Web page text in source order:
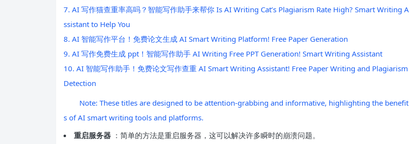
7. AI 写作猫查重率高吗？智能写作助手来帮你 Is AI Writing Cat’s Plagiarism Rate High? Smart Writing A
ssistant to Help You
8. AI 智能写作平台！免费论文生成 AI Smart Writing Platform! Free Paper Generation
9. AI 写作免费生成 ppt！智能写作助手 AI Writing Free PPT Generation! Smart Writing Assistant
10. AI 智能写作助手！免费论文写作查重 AI Smart Writing Assistant! Free Paper Writing and Plagiarism
Detection
Note: These titles are designed to be attention-grabbing and informative, highlighting the benefit
s of AI smart writing tools and platforms.
重启服务器 ：简单的方法是重启服务器，这可以解决许多瞬时的崩溃问题。